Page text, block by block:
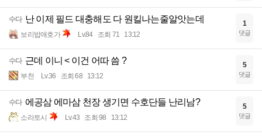
수다 난 이제 필드 대충해도 다 원킬나는줄알앗는데
보리밥애호가 Lv.84 조회 71 13:12
1
댓글
수다 근데 이니 < 이건 어따 씀 ?
부천 Lv.36 조회 68 13:12
5
댓글
수다 에공삼 에마삼 천장 생기면 수호단들 난리남?
소라토시 Lv.43 조회 98 13:12
5
댓글